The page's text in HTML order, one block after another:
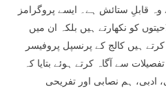
قابلِ ستائش ہے۔ ایسے پروگرامز
کو نکھارتے ہیں بلکہ ان میں
ہیں کالج کے پرنسپل پروفیسر
سے آگاہ کرتے ہوئے بتایا کہ
ہم نصابی اور تفریحی